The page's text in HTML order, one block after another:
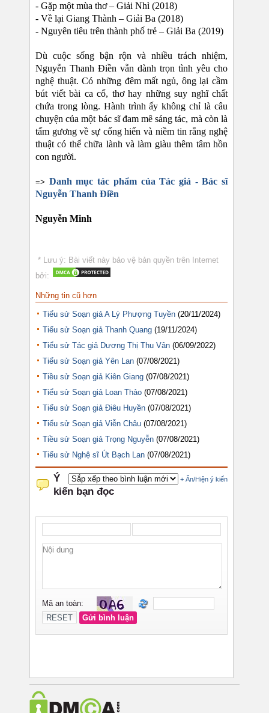
- Gặp một mùa thơ – Giải Nhì (2018)
- Về lại Giang Thành – Giải Ba (2018)
- Nguyên tiêu trên thành phố trẻ – Giải Ba (2019)
Dù cuộc sống bận rộn và nhiều trách nhiệm,
Nguyễn Thanh Điền vẫn dành trọn tình yêu cho
nghệ thuật. Có những đêm mất ngủ, ông lại cầm
bút viết bài ca cổ, thơ hay những suy nghĩ chất
chứa trong lòng. Hành trình ấy không chỉ là câu
chuyện của một bác sĩ đam mê sáng tác, mà còn là
tấm gương về sự cống hiến và niềm tin rằng nghệ
thuật có thể chữa lành và làm giàu thêm tâm hồn
con người.
=> Danh mục tác phẩm của Tác giả - Bác sĩ
Nguyễn Thanh Điền
Nguyễn Minh
* Lưu ý: Bài viết này bảo vệ bản quyền trên Internet
bởi:
Những tin cũ hơn
Tiểu sử Soạn giả A Lý Phượng Tuyền (20/11/2024)
Tiểu sử Soạn giả Thanh Quang (19/11/2024)
Tiểu sử Tác giả Dương Thị Thu Vân (06/09/2022)
Tiểu sử Soạn giả Yên Lan (07/08/2021)
Tiều sử Soạn giả Kiên Giang (07/08/2021)
Tiểu sử Soạn giả Loan Thảo (07/08/2021)
Tiểu sử Soạn giả Điêu Huyền (07/08/2021)
Tiểu sử Soạn giả Viễn Châu (07/08/2021)
Tiều sử Soạn giả Trọng Nguyễn (07/08/2021)
Tiểu sử Nghệ sĩ Út Bạch Lan (07/08/2021)